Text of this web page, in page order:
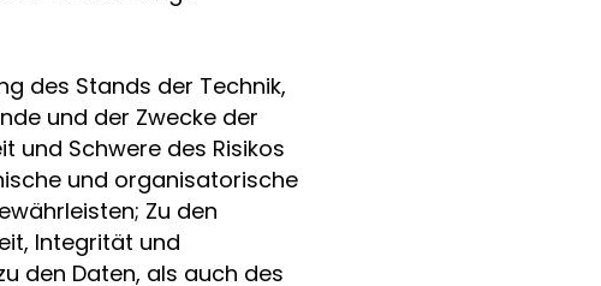
des Stands der Technik,
und der Zwecke der
und Schwere des Risikos
und organisatorische
Zu den
Integrität und
den Daten, als auch des